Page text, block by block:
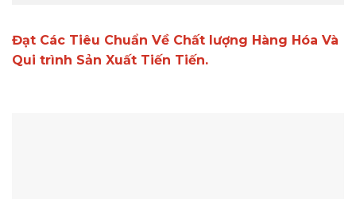
Đạt Các Tiêu Chuẩn Về Chất lượng Hàng Hóa Và
Qui trình Sản Xuất Tiến Tiến.